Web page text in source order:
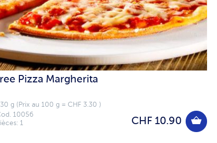
Pizza Margherita
g (Prix au 100 g = CHF 3.30 )
CHF 10.90
10056
1